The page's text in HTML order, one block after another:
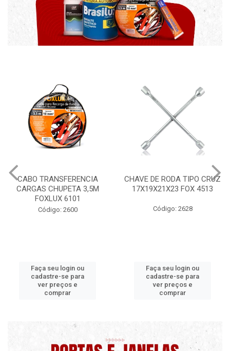
CHAVE DE RODA TIPO CRUZ
17X19X21X23 FOX 4513
Código: 2628
Faça seu login ou
cadastre-se para
ver preços e
comprar
CERA PROFISSIONAL 200G
MAXI RUBBER
Código: 9820 B
Faça seu login ou
cadastre-se para
ver preços e
comprar